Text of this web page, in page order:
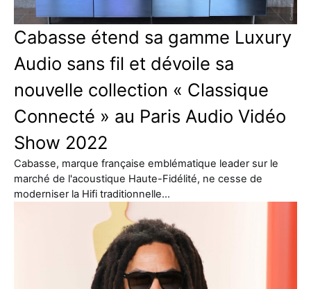
Cabasse étend sa gamme Luxury
Audio sans fil et dévoile sa
nouvelle collection « Classique
Connecté » au Paris Audio Vidéo
Show 2022
Cabasse, marque française emblématique leader sur le
marché de l'acoustique Haute-Fidélité, ne cesse de
moderniser la Hifi traditionnelle…